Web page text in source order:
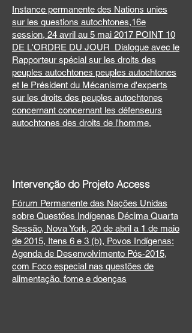
Instance permanente des Nations unies
sur les questions autochtones,16e
session, 24 avril au 5 mai 2017 POINT 10
DE L'ORDRE DU JOUR Dialogue avec le
Rapporteur spécial sur les droits des
peuples autochtones peuples autochtones
et le Président du Mécanisme d'experts
sur les droits des peuples autochtones
concernant concernant les défenseurs
autochtones des droits de l'homme.
Intervenção do Projeto Access
Fórum Permanente das Nações Unidas
sobre Questões Indígenas Décima Quarta
Sessão, Nova York, 20 de abril a 1 de maio
de 2015, Itens 6 e 3 (b), Povos Indígenas:
Agenda de Desenvolvimento Pós-2015,
com Foco especial nas questões de
alimentação, fome e doenças